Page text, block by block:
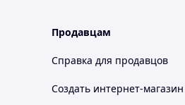
Продавцам
Справка для продавцов
Создать интернет-магазин